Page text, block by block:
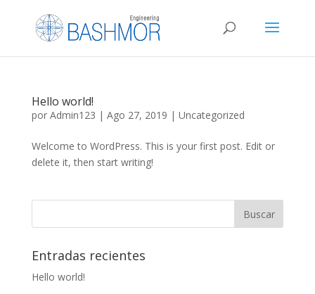
Hello world!
por Admin123 | Ago 27, 2019 | Uncategorized
Welcome to WordPress. This is your first post. Edit or
delete it, then start writing!
Entradas recientes
Hello world!